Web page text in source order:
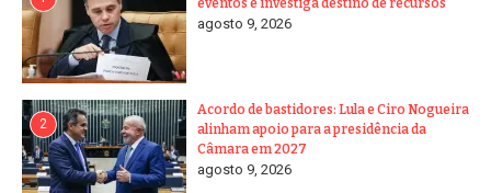
eventos e investiga destino de recursos
agosto 9, 2026
2
Acordo de bastidores: Lula e Ciro Nogueira
alinham apoio para a presidência da
Câmara em 2027
agosto 9, 2026